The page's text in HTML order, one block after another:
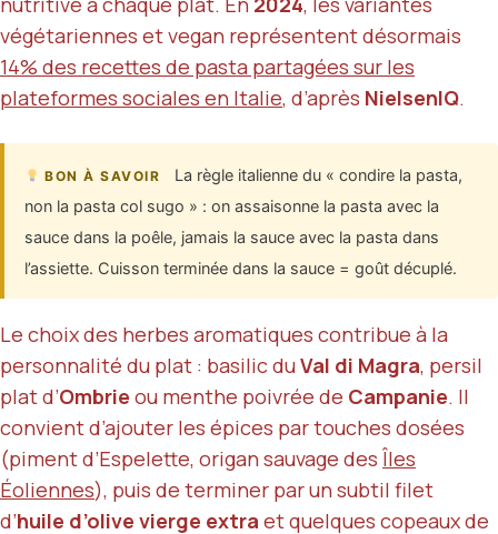
végétariennes et vegan représentent désormais
14% des recettes de pasta partagées sur les
plateformes sociales en Italie, d’après NielsenIQ.
BON À SAVOIR
La règle italienne du « condire la pasta,
non la pasta col sugo » : on assaisonne la pasta avec la
sauce dans la poêle, jamais la sauce avec la pasta dans
l’assiette. Cuisson terminée dans la sauce = goût décuplé.
Le choix des herbes aromatiques contribue à la
personnalité du plat : basilic du Val di Magra, persil
plat d’Ombrie ou menthe poivrée de Campanie. Il
convient d’ajouter les épices par touches dosées
(piment d’Espelette, origan sauvage des Îles
Éoliennes), puis de terminer par un subtil filet
d’huile d’olive vierge extra et quelques copeaux de